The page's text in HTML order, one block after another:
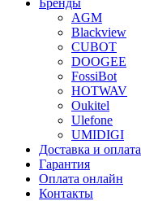
Бренды
AGM
Blackview
CUBOT
DOOGEE
FossiBot
HOTWAV
Oukitel
Ulefone
UMIDIGI
Доставка и оплата
Гарантия
Оплата онлайн
Контакты